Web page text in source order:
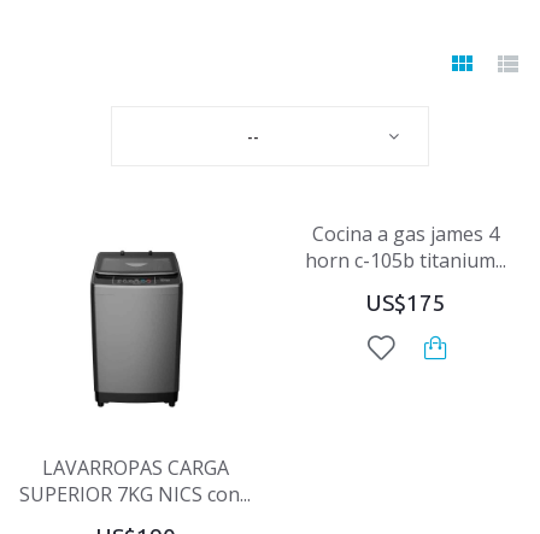
--
LAVARROPAS CARGA
SUPERIOR 7KG NICS con...
Cocina a gas james 4
horn c-105b titanium...
US$175